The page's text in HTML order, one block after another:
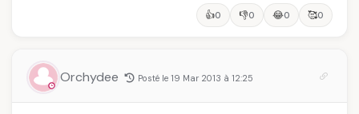
👍0 👎0 😂0 🥰0
Orchydee Posté le 19 Mar 2013 à 12:25